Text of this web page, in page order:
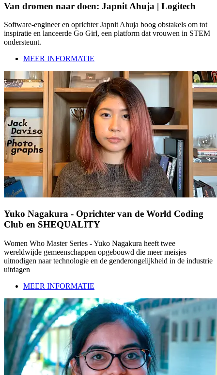
Van dromen naar doen: Japnit Ahuja | Logitech
Software-engineer en oprichter Japnit Ahuja boog obstakels om tot
inspiratie en lanceerde Go Girl, een platform dat vrouwen in STEM
ondersteunt.
MEER INFORMATIE
Yuko Nagakura - Oprichter van de World Coding
Club en SHEQUALITY
Women Who Master Series - Yuko Nagakura heeft twee
wereldwijde gemeenschappen opgebouwd die meer meisjes
uitnodigen naar technologie en de genderongelijkheid in de industrie
uitdagen
MEER INFORMATIE